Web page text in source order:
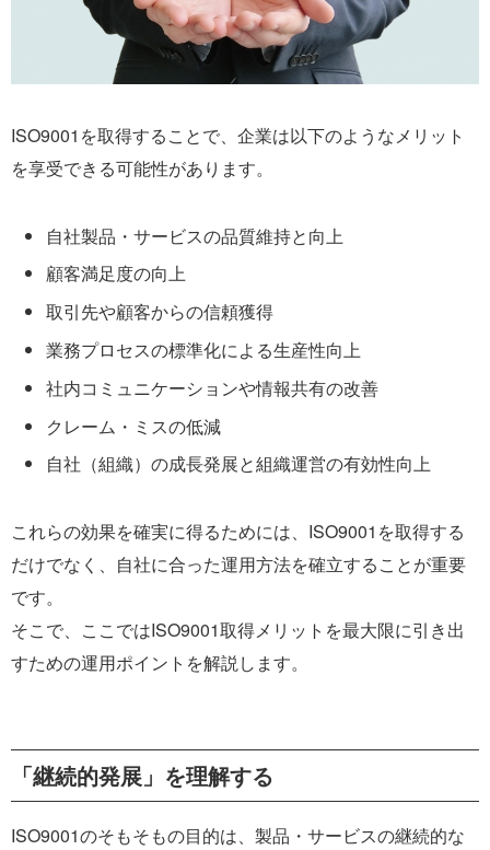
ISO9001を取得することで、企業は以下のようなメリット
を享受できる可能性があります。
自社製品・サービスの品質維持と向上
顧客満足度の向上
取引先や顧客からの信頼獲得
業務プロセスの標準化による生産性向上
社内コミュニケーションや情報共有の改善
クレーム・ミスの低減
自社（組織）の成長発展と組織運営の有効性向上
これらの効果を確実に得るためには、ISO9001を取得する
だけでなく、自社に合った運用方法を確立することが重要
です。
そこで、ここではISO9001取得メリットを最大限に引き出
すための運用ポイントを解説します。
「継続的発展」を理解する
ISO9001のそもそもの目的は、製品・サービスの継続的な